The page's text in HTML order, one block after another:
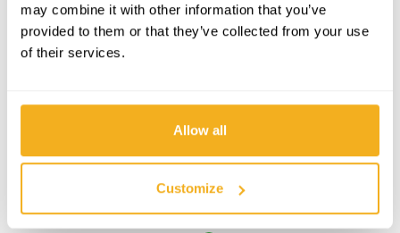
may combine it with other information that you’ve
provided to them or that they’ve collected from your use
of their services.
Allow all
Customize
Rua Condes Torre Bella 11
9300-041
Portugal
Ferreira e Brum Husqvarna São
Vicente
Portugal
CONTACTOS
SUBSCRIBE A NUESTRA NEWSLETTER